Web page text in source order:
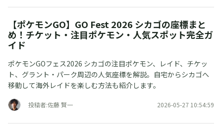
【ポケモンGO】GO Fest 2026 シカゴの座標まと
め！チケット・注目ポケモン・人気スポット完全ガ
イド
ポケモンGOフェス2026 シカゴの注目ポケモン、レイド、チケッ
ト、グラント・パーク周辺の人気座標を解説。自宅からシカゴへ
移動して海外レイドを楽しむ方法も紹介します。
投稿者:佐藤 賢一 2026-05-27 10:54:59